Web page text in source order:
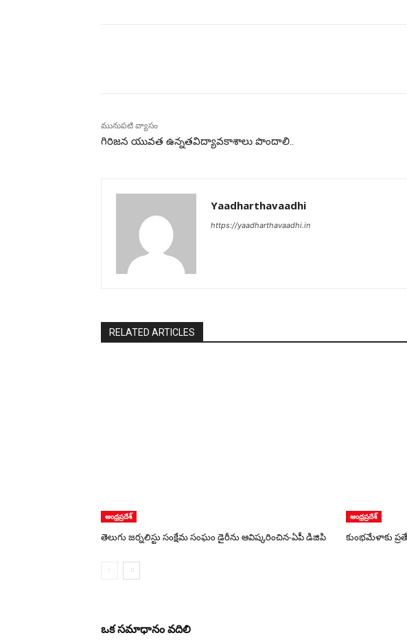
మునుపటి వ్యాసం
గిరిజన యువత ఉన్నతవిద్యావకాశాలు పొందాలి..
Yaadharthavaadhi
https://yaadharthavaadhi.in
RELATED ARTICLES
ఆంధ్రప్రదేశ్
తెలుగు జర్నలిస్టు సంక్షేమ సంఘం డైరీను ఆవిష్కరించిన-ఏపీ డిజిపి
ఆంధ్రప్రదేశ్
కుంభమేళాకు
ఒక సమాధానం వదిలి